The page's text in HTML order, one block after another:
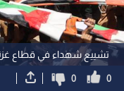
تشييع شهداء في قطاع
0
0